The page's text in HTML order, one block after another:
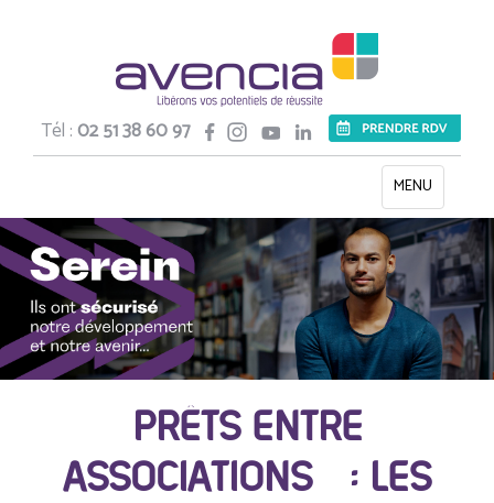
Tél :02 51 38 60 97
Toggle
navigation
MENU
PRÊTS ENTRE
ASSOCIATIONS : LES